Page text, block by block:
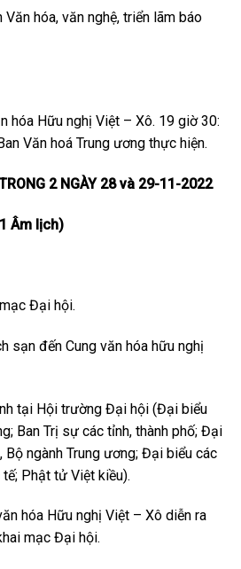
Văn hóa, văn nghệ, triển lãm báo
hóa Hữu nghị Việt – Xô. 19 giờ 30:
Văn hoá Trung ương thực hiện.
2 NGÀY 28 và 29-11-2022
Âm lịch)
Đại hội.
sạn đến Cung văn hóa hữu nghị
tại Hội trường Đại hội (Đại biểu
Ban Trị sự các tỉnh, thành phố; Đại
Bộ ngành Trung ương; Đại biểu các
Phật tử Việt kiều).
hóa Hữu nghị Việt – Xô diễn ra
mạc Đại hội.